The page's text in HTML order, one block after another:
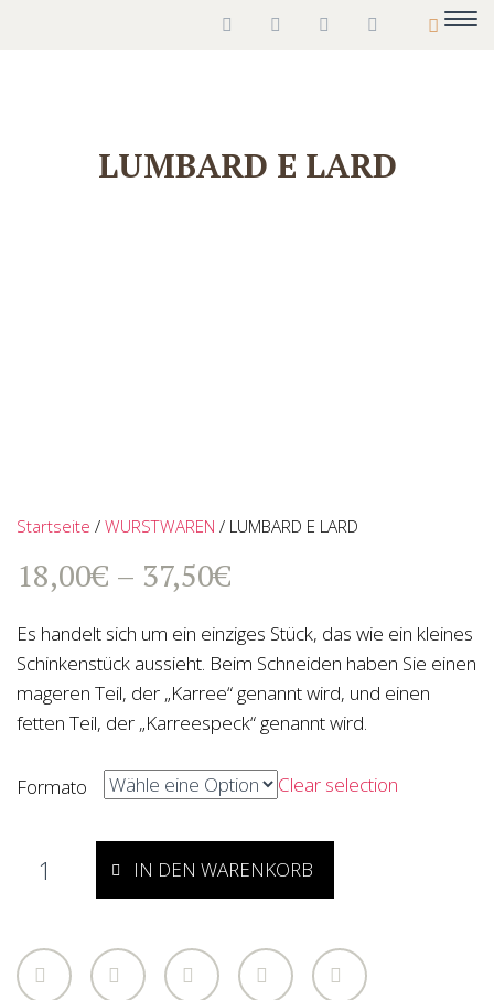
LUMBARD E LARD
Startseite / WURSTWAREN / LUMBARD E LARD
18,00€ – 37,50€
Es handelt sich um ein einziges Stück, das wie ein kleines
Schinkenstück aussieht. Beim Schneiden haben Sie einen
mageren Teil, der „Karree“ genannt wird, und einen
fetten Teil, der „Karreespeck“ genannt wird.
Formato Clear selection
IN DEN WARENKORB